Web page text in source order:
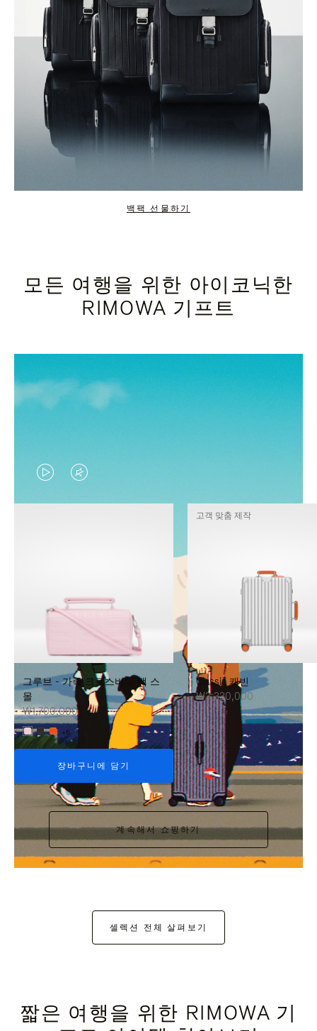
백팩 선물하기
모든 여행을 위한 아이코닉한
RIMOWA 기프트
VIDEO
IS
TO
PAUSE
IT
VIDEO
IS
TO
UNMUTE
IT
그루브 - 가죽 크로스바디 백 스
몰
₩1,700,000
+6
장바구니에 담기
Classic 캐빈
₩3,330,000
고객 맞춤 제작
계속해서 쇼핑하기
셀렉션 전체 살펴보기
짧은 여행을 위한 RIMOWA 기